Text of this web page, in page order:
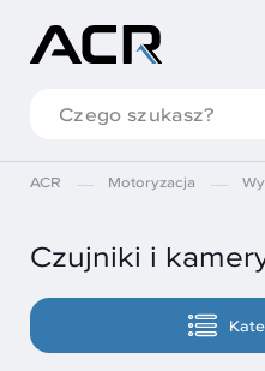
ACR Motoryzacja
Czujniki i